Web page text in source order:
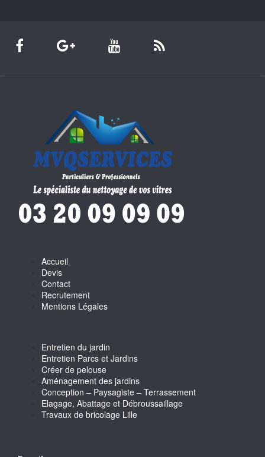
Accueil
Devis
Contact
Recrutement
Mentions Légales
Entretien du jardin
Entretien Parcs et Jardins
Créer de pelouse
Aménagement des jardins
Conception – Paysagiste – Terrassement
Elagage, Abattage et Débroussaillage
Travaux de bricolage Lille